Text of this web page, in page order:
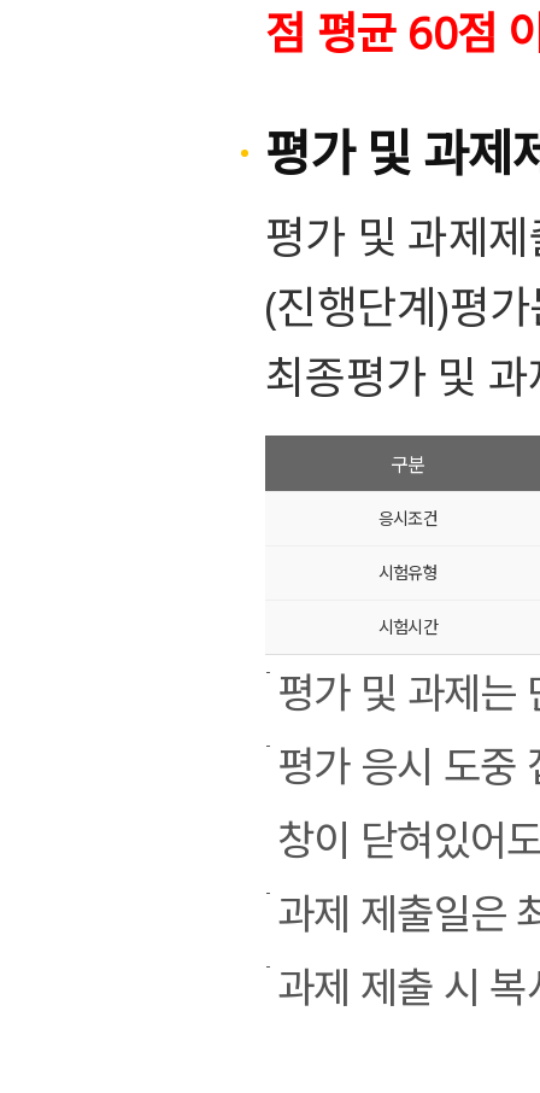
점 평균 60점
평가 및 과제
평가 및 과제
(진행단계)평
최종평가 및
구분
응시조건
시험유형
시험시간
평가 및 과제는
평가 응시 도중
창이 닫혀있어
과제 제출일은
과제 제출 시